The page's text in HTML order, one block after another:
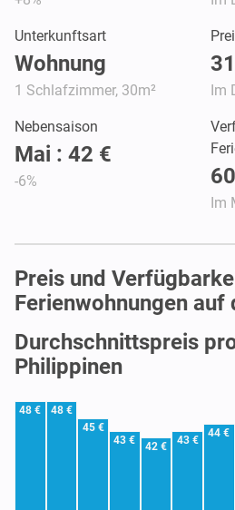
Unterkunftsart
Wohnung
1 Schlafzimmer, 30m² Im
Nebensaison
Mai : 42 €
-6%
Im
Preis und
Ferienwohnungen auf
Durchschnittspreis
Philippinen
48 € 48 €
45 €
43 € 42 € 43 €
44 €